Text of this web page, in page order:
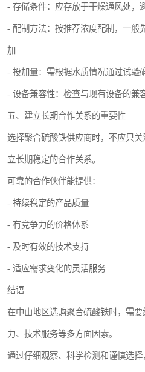
- 存储条件：应存放于干燥通风处，
- 配制方法：按推荐浓度配制，一般
加
- 投加量：需根据水质情况通过试验
- 设备兼容性：检查与现有设备的兼
五、建立长期合作关系的重要性
选择聚合硫酸铁供应商时，不应只
立长期稳定的合作关系。
可靠的合作伙伴能提供：
- 持续稳定的产品质量
- 有竞争力的价格体系
- 及时有效的技术支持
- 适应需求变化的灵活服务
结语
在中山地区选购聚合硫酸铁时，需
力、技术服务等多方面因素。
通过仔细观察、科学检测和谨慎选